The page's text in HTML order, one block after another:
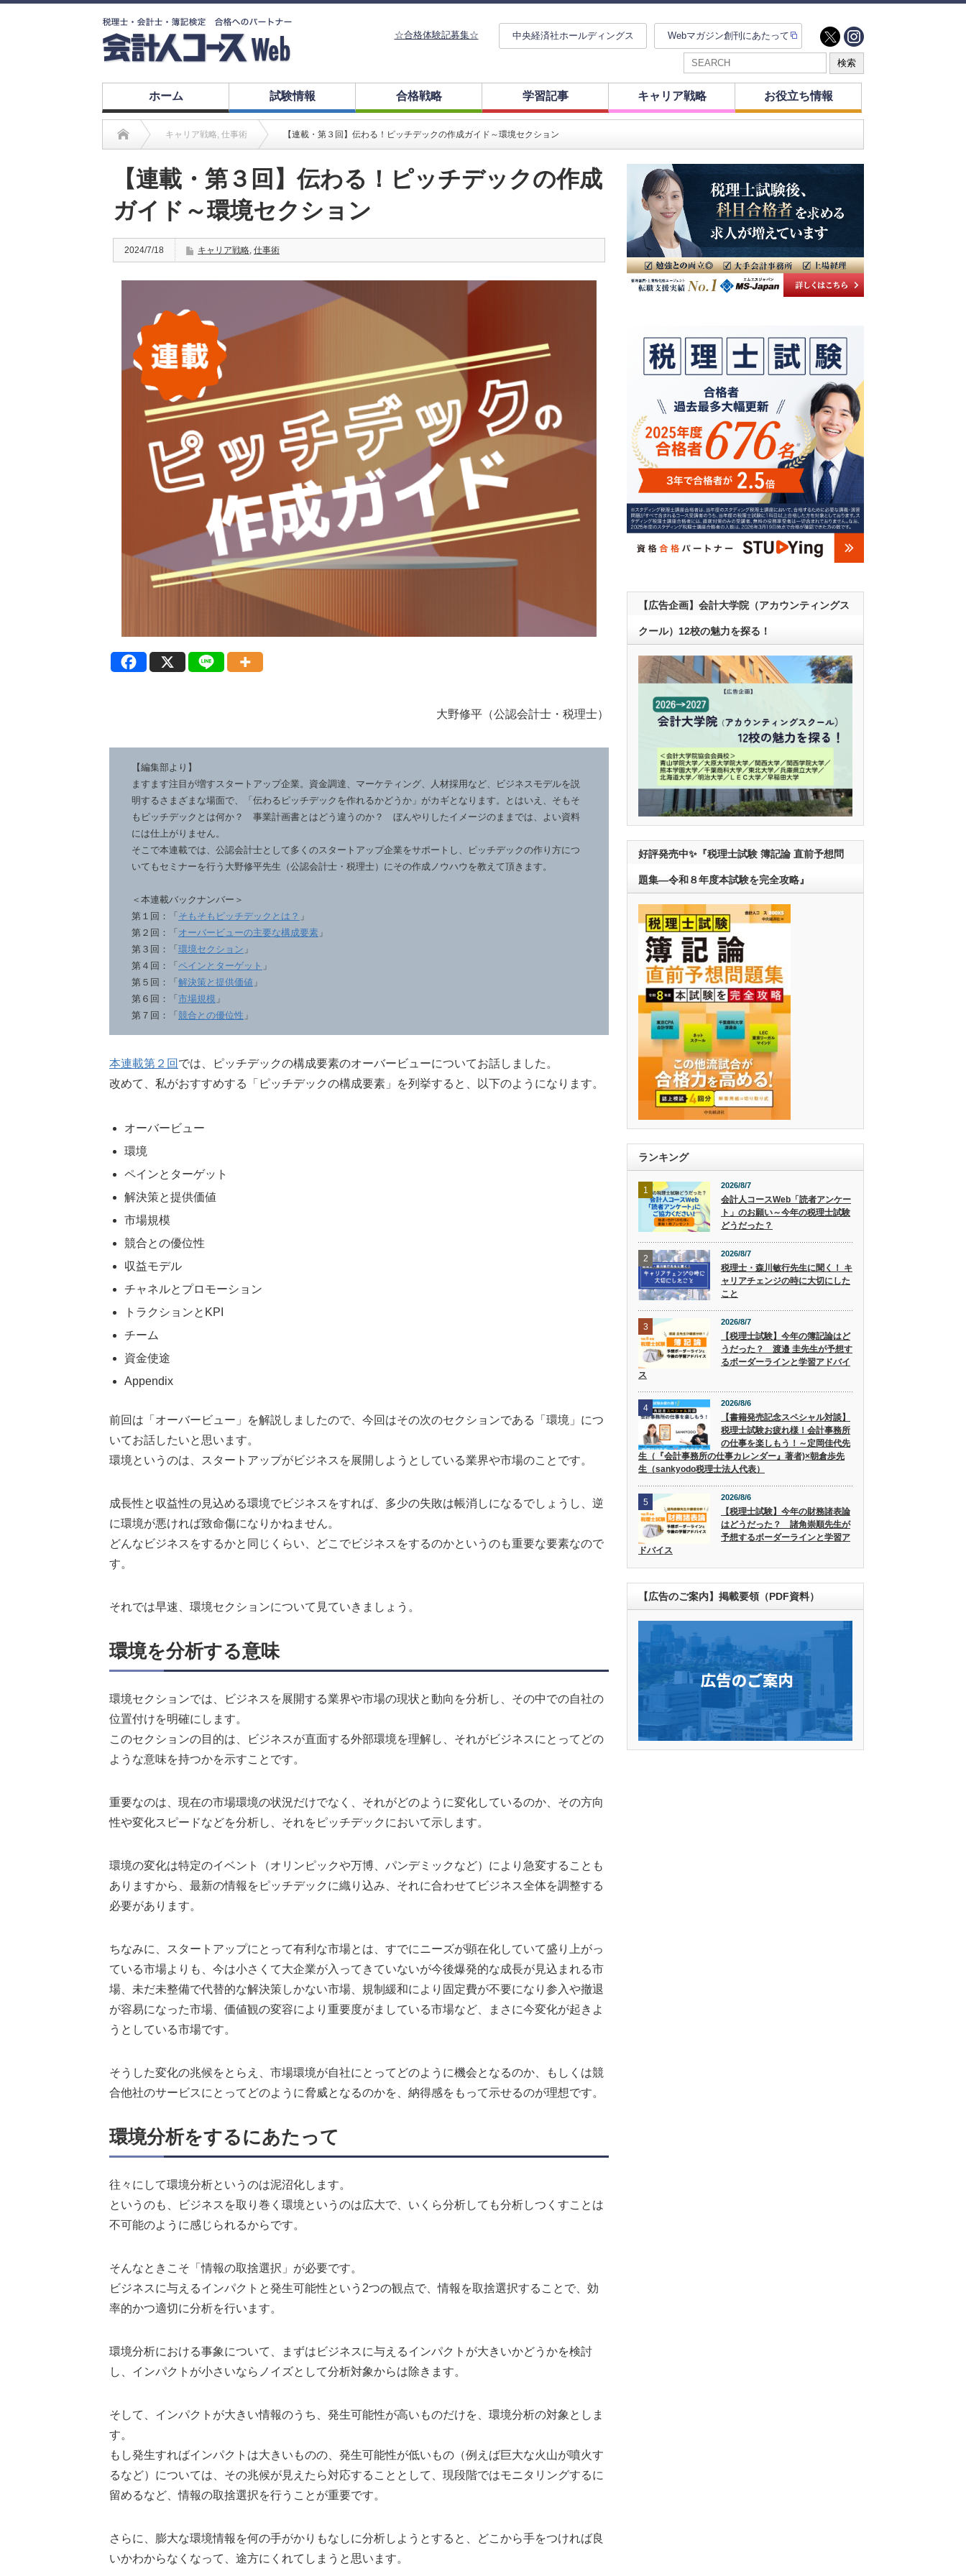
☆合格体験記募集☆ 中央経済社ホールディングス Webマガジン創刊にあたって
ホーム 試験情報 合格戦略 学習記事 キャリア戦略 お役立ち情報
キャリア戦略, 仕事術 【連載・第３回】伝わる！ピッチデックの作成ガイド～環境セクション
【連載・第３回】伝わる！ピッチデックの作成
ガイド～環境セクション
2024/7/18 キャリア戦略, 仕事術
大野修平（公認会計士・税理士）
【編集部より】
ますます注目が増すスタートアップ企業。資金調達、マーケティング、人材採用など、ビジネスモデルを説
明するさまざまな場面で、「伝わるピッチデックを作れるかどうか」がカギとなります。とはいえ、そもそ
もピッチデックとは何か？ 事業計画書とはどう違うのか？ ぼんやりしたイメージのままでは、よい資料
には仕上がりません。
そこで本連載では、公認会計士として多くのスタートアップ企業をサポートし、ピッチデックの作り方につ
いてもセミナーを行う大野修平先生（公認会計士・税理士）にその作成ノウハウを教えて頂きます。
＜本連載バックナンバー＞
第１回：「 そもそもピッチデックとは？ 」
第２回：「 オーバービューの主要な構成要素」
第３回：「 環境セクション 」
第４回：「 ペインとターゲット 」
第５回：「 解決策と提供価値 」
第６回：「 市場規模 」
第７回：「 競合との優位性 」
本連載第２回 では、ピッチデックの構成要素のオーバービューについてお話しました。
改めて、私がおすすめする「ピッチデックの構成要素」を列挙すると、以下のようになります。
オーバービュー
環境
ペインとターゲット
解決策と提供価値
市場規模
競合との優位性
収益モデル
チャネルとプロモーション
トラクションとKPI
チーム
資金使途
Appendix
前回は「オーバービュー」を解説しましたので、今回はその次のセクションである「環境」につ
いてお話したいと思います。
環境というのは、スタートアップがビジネスを展開しようとしている業界や市場のことです。
成長性と収益性の見込める環境でビジネスをすれば、多少の失敗は帳消しになるでしょうし、逆
に環境が悪ければ致命傷になりかねません。
どんなビジネスをするかと同じくらい、どこでビジネスをするのかというのも重要な要素なので
す。
それでは早速、環境セクションについて見ていきましょう。
環境を分析する意味
環境セクションでは、ビジネスを展開する業界や市場の現状と動向を分析し、その中での自社の
位置付けを明確にします。
このセクションの目的は、ビジネスが直面する外部環境を理解し、それがビジネスにとってどの
ような意味を持つかを示すことです。
重要なのは、現在の市場環境の状況だけでなく、それがどのように変化しているのか、その方向
性や変化スピードなどを分析し、それをピッチデックにおいて示します。
環境の変化は特定のイベント（オリンピックや万博、パンデミックなど）により急変することも
ありますから、最新の情報をピッチデックに織り込み、それに合わせてビジネス全体を調整する
必要があります。
ちなみに、スタートアップにとって有利な市場とは、すでにニーズが顕在化していて盛り上がっ
ている市場よりも、今は小さくて大企業が入ってきていないが今後爆発的な成長が見込まれる市
場、未だ未整備で代替的な解決策しかない市場、規制緩和により固定費が不要になり参入や撤退
が容易になった市場、価値観の変容により重要度がましている市場など、まさに今変化が起きよ
うとしている市場です。
そうした変化の兆候をとらえ、市場環境が自社にとってどのように機会となるのか、もしくは競
合他社のサービスにとってどのように脅威となるのかを、納得感をもって示せるのが理想です。
環境分析をするにあたって
往々にして環境分析というのは泥沼化します。
というのも、ビジネスを取り巻く環境というのは広大で、いくら分析しても分析しつくすことは
不可能のように感じられるからです。
そんなときこそ「情報の取捨選択」が必要です。
ビジネスに与えるインパクトと発生可能性という2つの観点で、情報を取捨選択することで、効
率的かつ適切に分析を行います。
環境分析における事象について、まずはビジネスに与えるインパクトが大きいかどうかを検討
し、インパクトが小さいならノイズとして分析対象からは除きます。
そして、インパクトが大きい情報のうち、発生可能性が高いものだけを、環境分析の対象としま
す。
もし発生すればインパクトは大きいものの、発生可能性が低いもの（例えば巨大な火山が噴火す
るなど）については、その兆候が見えたら対応することとして、現段階ではモニタリングするに
留めるなど、情報の取捨選択を行うことが重要です。
さらに、膨大な環境情報を何の手がかりもなしに分析しようとすると、どこから手をつければ良
いかわからなくなって、途方にくれてしまうと思います。
【広告企画】会計大学院（アカウンティングス
クール）12校の魅力を探る！
好評発売中✨『税理士試験 簿記論 直前予想問
題集―令和８年度本試験を完全攻略』
ランキング
1 2026/8/7
会計人コースWeb「読者アンケー
ト」のお願い～今年の税理士試験
どうだった？
2 2026/8/7
税理士・森川敏行先生に聞く！ キ
ャリアチェンジの時に大切にした
こと
3 2026/8/7
【税理士試験】今年の簿記論はど
うだった？ 渡邉 圭先生が予想す
るボーダーラインと学習アドバイ
ス
4 2026/8/6
【書籍発売記念スペシャル対談】
税理士試験お疲れ様！会計事務所
の仕事を楽しもう！～定岡佳代先
生（『会計事務所の仕事カレンダー』著者)×朝倉歩先
生（sankyodo税理士法人代表）
5 2026/8/6
【税理士試験】今年の財務諸表論
はどうだった？ 諸角崇順先生が
予想するボーダーラインと学習ア
ドバイス
【広告のご案内】掲載要領（PDF資料）